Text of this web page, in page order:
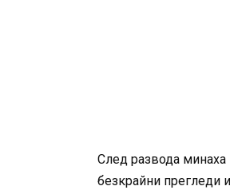
След развода минаха
безкрайни прегледи